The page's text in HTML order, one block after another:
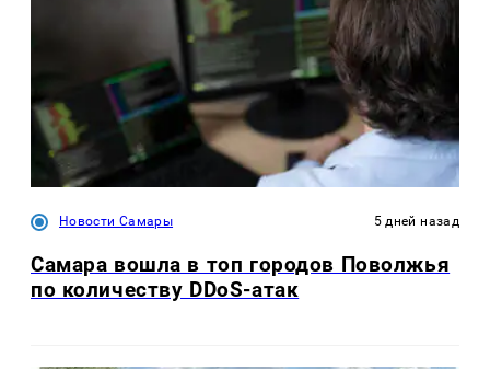
Новости Самары 5 дней назад
Самара вошла в топ городов Поволжья
по количеству DDoS-атак